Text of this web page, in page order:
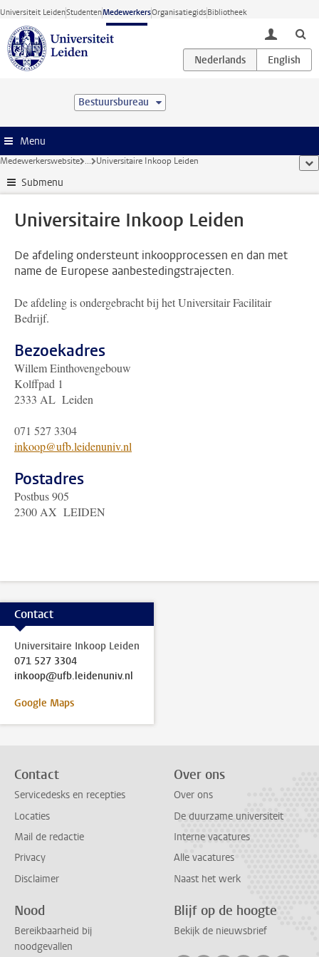
Ga direct naar de inhoud
Universiteit LeidenStudentenMedewerkersOrganisatiegidsBibliotheek
toggle
Bestuursbureau
Menu
Medewerkerswebsite ... Universitaire Inkoop Leiden
Submenu
Universitaire Inkoop Leiden
De afdeling ondersteunt inkoopprocessen en dan met
name de Europese aanbestedingstrajecten.
De afdeling is ondergebracht bij het Universitair Facilitair
Bedrijf.
Bezoekadres
Willem Einthovengebouw
Kolffpad 1
2333 AL Leiden
071 527 3304
inkoop@ufb.leidenuniv.nl
Postadres
Postbus 905
2300 AX LEIDEN
Contact
Universitaire Inkoop Leiden
071 527 3304
inkoop@ufb.leidenuniv.nl
Google Maps
Contact
Servicedesks en recepties
Locaties
Mail de redactie
Privacy
Disclaimer
Over ons
Over ons
De duurzame universiteit
Interne vacatures
Alle vacatures
Naast het werk
Nood
Bereikbaarheid bij
noodgevallen
Blijf op de hoogte
Bekijk de nieuwsbrief